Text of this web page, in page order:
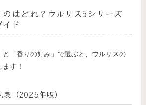
のはどれ？ウルリス5シリーズ
ド
と「香りの好み」で選ぶと、ウルリスの
す！
（2025年版）